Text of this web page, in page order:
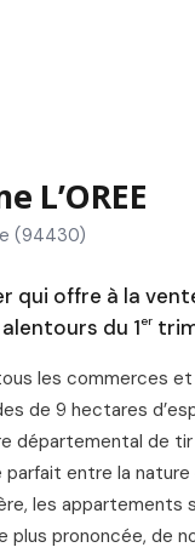
L’OREE
(94430)
qui offre à la
du 1er
les commerces
de 9 hectares
départemental de
parfait entre la
les
plus prononcée, de